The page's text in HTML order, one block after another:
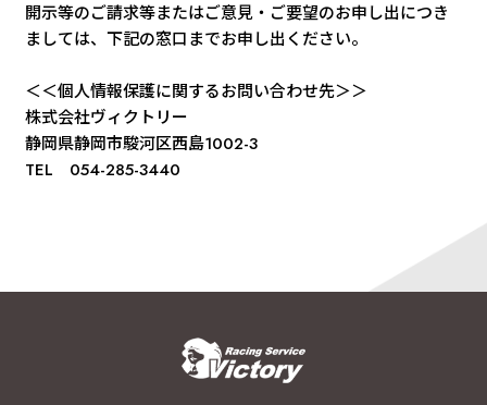
開示等のご請求等またはご意見・ご要望のお申し出につき
ましては、下記の窓口までお申し出ください。
＜＜個人情報保護に関するお問い合わせ先＞＞
株式会社ヴィクトリー
静岡県静岡市駿河区西島1002-3
TEL 054-285-3440